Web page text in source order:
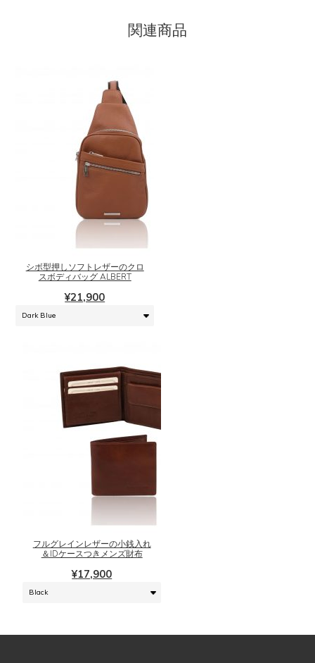
関連商品
シボ型押しソフトレザーのクロ
スボディバッグ ALBERT
¥21,900
の
品
は
数
ー
シ
ン
が
あ
ま
す。
プ
シ
ョ
ン
フルグレインレザーの小銭入れ
＆IDケースつきメンズ財布
¥17,900
こ
の
商
品
に
は
数